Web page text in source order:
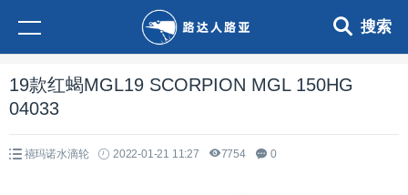
搜索
19款红蝎MGL19 SCORPION MGL 150HG
04033
禧玛诺水滴轮 2022-01-21 11:27 7754 0